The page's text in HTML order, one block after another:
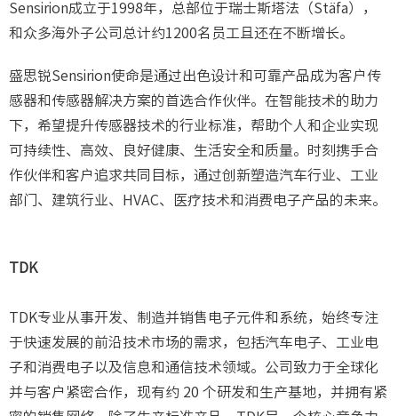
Sensirion成立于1998年，总部位于瑞士斯塔法（Stäfa），
和众多海外子公司总计约1200名员工且还在不断增长。
盛思锐Sensirion使命是通过出色设计和可靠产品成为客户传
感器和传感器解决方案的首选合作伙伴。在智能技术的助力
下，希望提升传感器技术的行业标准，帮助个人和企业实现
可持续性、高效、良好健康、生活安全和质量。时刻携手合
作伙伴和客户追求共同目标，通过创新塑造汽车行业、工业
部门、建筑行业、HVAC、医疗技术和消费电子产品的未来。
TDK
TDK专业从事开发、制造并销售电子元件和系统，始终专注
于快速发展的前沿技术市场的需求，包括汽车电子、工业电
子和消费电子以及信息和通信技术领域。公司致力于全球化
并与客户紧密合作，现有约 20 个研发和生产基地，并拥有紧